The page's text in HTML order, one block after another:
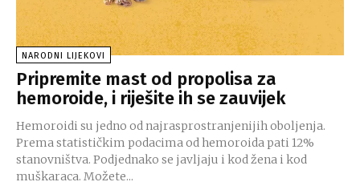
NARODNI LIJEKOVI
Pripremite mast od propolisa za
hemoroide, i riješite ih se zauvijek
Hemoroidi su jedno od najrasprostranjenijih oboljenja.
Prema statističkim podacima od hemoroida pati 12%
stanovništva. Podjednako se javljaju i kod žena i kod
muškaraca. Možete...